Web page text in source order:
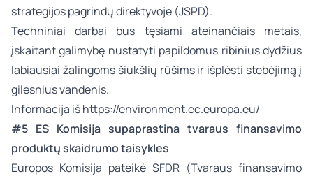
strategijos pagrindų direktyvoje (JSPD).
Techniniai darbai bus tęsiami ateinančiais metais,
įskaitant galimybę nustatyti papildomus ribinius dydžius
labiausiai žalingoms šiukšlių rūšims ir išplėsti stebėjimą į
gilesnius vandenis.
Informacija išhttps://environment.ec.europa.eu/
#5 ES Komisija supaprastina tvaraus finansavimo
produktų skaidrumo taisykles
Europos Komisija pateikė SFDR (Tvaraus finansavimo